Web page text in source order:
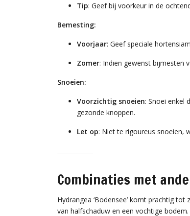
Tip: Geef bij voorkeur in de
Bemesting:
Voorjaar: Geef speciale
Zomer: Indien gewenst bijmesten
Snoeien:
Voorzichtig snoeien: Snoei enkel
gezonde knoppen.
Let op: Niet te rigoureus snoeien,
Combinaties met
Hydrangea ‘Bodensee’ komt prachtig
van halfschaduw en een vochtige bodem.